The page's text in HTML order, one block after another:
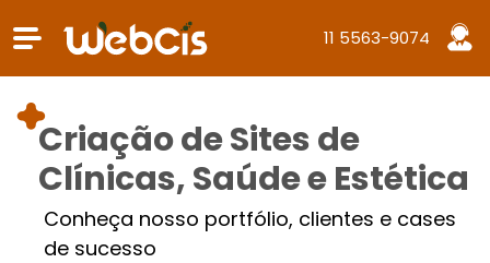
11 5563-9074
Criação de Sites de
Clínicas, Saúde e Estética
Conheça nosso portfólio, clientes e cases
de sucesso